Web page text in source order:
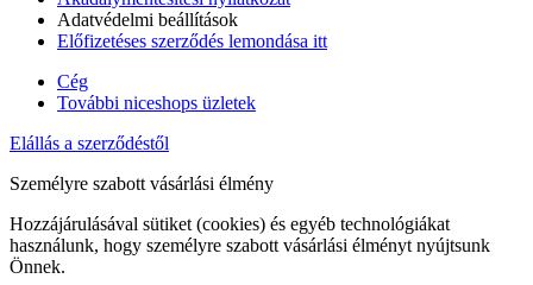
Adatvédelmi beállítások
Előfizetéses szerződés lemondása itt
Cég
További niceshops üzletek
Elállás a szerződéstől
Személyre szabott vásárlási élmény
Hozzájárulásával sütiket (cookies) és egyéb technológiákat
használunk, hogy személyre szabott vásárlási élményt nyújtsunk
Önnek.